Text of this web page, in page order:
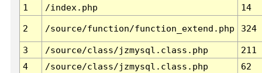
1
/index.php 14
2 /source/function/function_extend.php 324
3 /source/class/jzmysql.class.php
211
4
/source/class/jzmysql.class.php
62